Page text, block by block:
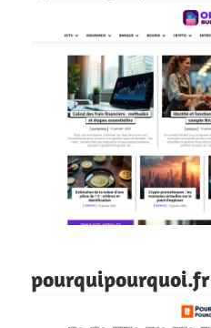
pourquipourquoi.fr